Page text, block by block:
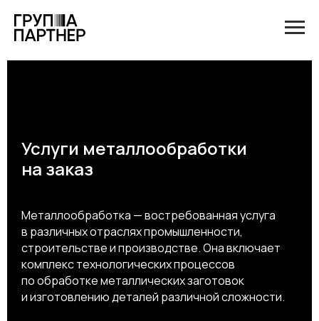
Услуги металлообработки
на заказ
Металлообработка — востребованная услуга
в различных отраслях промышленности,
строительстве и производстве. Она включает
комплекс технологических процессов
по обработке металлических заготовок
и изготовлению деталей различной сложности.